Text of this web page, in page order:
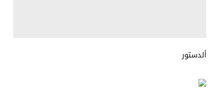
ألدستور